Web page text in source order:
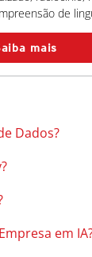
de
mais
Dados?
em